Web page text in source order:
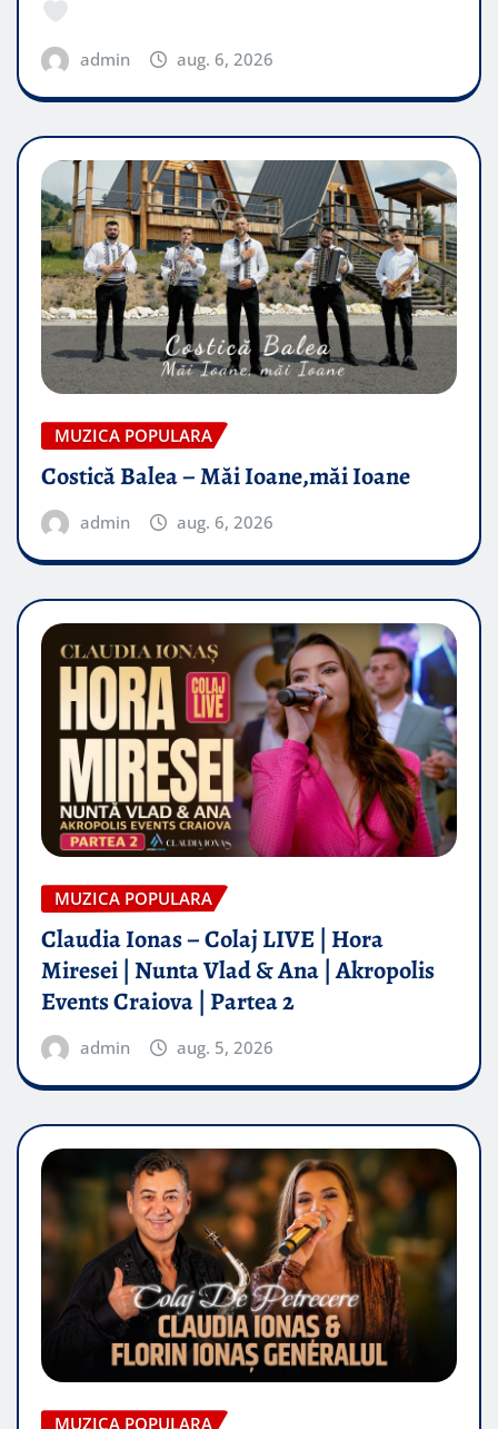
admin aug. 6, 2026
MUZICA POPULARA
Costică Balea – Măi Ioane,măi Ioane
admin aug. 6, 2026
MUZICA POPULARA
Claudia Ionas – Colaj LIVE | Hora
Miresei | Nunta Vlad & Ana | Akropolis
Events Craiova | Partea 2
admin aug. 5, 2026
MUZICA POPULARA